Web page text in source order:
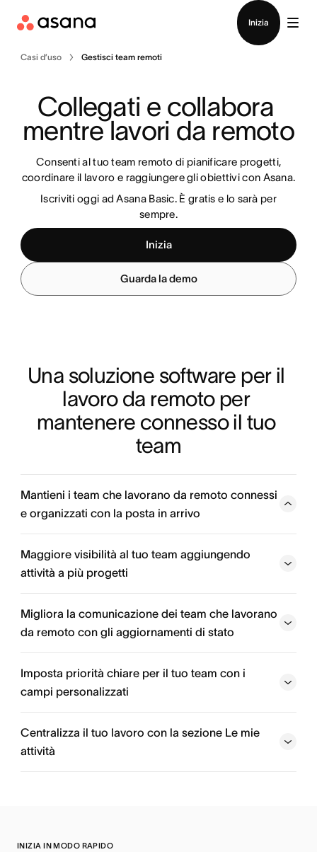
Inizia
Casi d’uso Gestisci team remoti
Collegati e collabora
mentre lavori da remoto
Consenti al tuo team remoto di pianificare progetti,
coordinare il lavoro e raggiungere gli obiettivi con Asana.
Iscriviti oggi ad Asana Basic. È gratis e lo sarà per
sempre.
Inizia
Guarda la demo
Una soluzione software per il
lavoro da remoto per
mantenere connesso il tuo
team
Mantieni i team che lavorano da remoto connessi
e organizzati con la posta in arrivo
La posta in arrivo è il tuo centro di comando per tutto
quello a cui stai lavorando. Coordina il lavoro, commenta
le attività, rispondi alle richieste e visualizza allegati,
Maggiore visibilità al tuo team aggiungendo
attività a più progetti
Migliora la comunicazione dei team che lavorano
da remoto con gli aggiornamenti di stato
Imposta priorità chiare per il tuo team con i
campi personalizzati
Centralizza il tuo lavoro con la sezione Le mie
attività
INIZIA IN MODO RAPIDO